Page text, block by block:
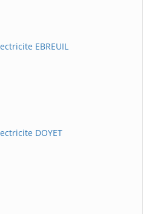
EBREUIL
DOYET